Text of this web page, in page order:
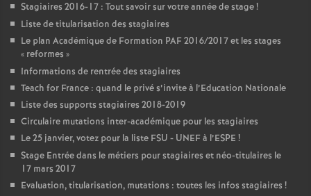
Stagiaires 2016-17 : Tout savoir sur votre année de stage!
Liste de titularisation des stagiaires
Le plan Académique de Formation PAF2016/2017 et les stages
« reformes »
Informations de rentrée des stagiaires
Teach for France : quand le privé s’invite à l’Education Nationale
Liste des supports stagiaires 2018-2019
Circulaire mutations inter-académique pour les stagiaires
Le 25 janvier, votez pour la liste FSU - UNEFà l’ESPE !
Stage Entrée dans le métiers pour stagiaires et néo-titulaires le
17 mars 2017
Evaluation, titularisation, mutations : toutes les infos stagiaires !